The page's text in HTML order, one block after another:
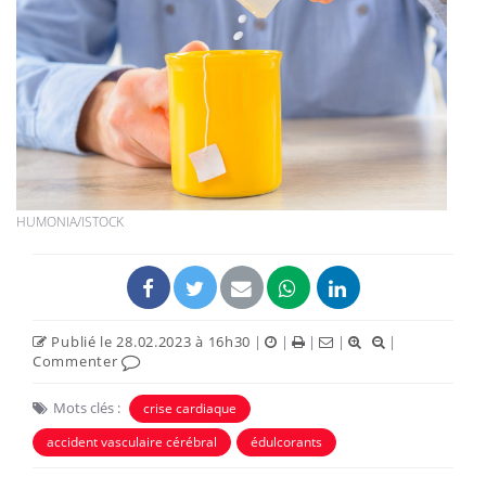
HUMONIA/ISTOCK
Publié le 28.02.2023 à 16h30 | | | |
|
Commenter
Mots clés :
crise cardiaque
accident vasculaire cérébral
édulcorants